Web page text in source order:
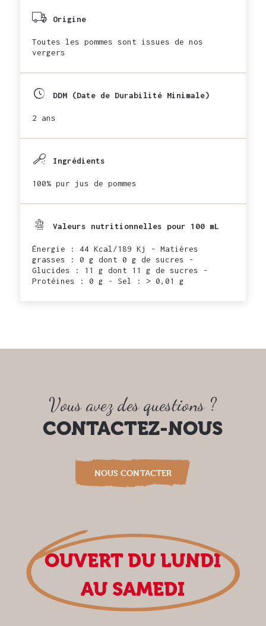
Origine
Toutes les pommes sont issues de nos
vergers
DDM (Date de Durabilité Minimale)
2 ans
Ingrédients
100% pur jus de pommes
Valeurs nutritionnelles pour 100 mL
Énergie : 44 Kcal/189 Kj - Matières
grasses : 0 g dont 0 g de sucres -
Glucides : 11 g dont 11 g de sucres -
Protéines : 0 g - Sel : > 0,01 g
Vous avez des questions ?
CONTACTEZ-NOUS
NOUS CONTACTER
OUVERT DU LUNDI
AU SAMEDI